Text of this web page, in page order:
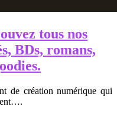
tous nos
BDs, romans,
de création numérique qui